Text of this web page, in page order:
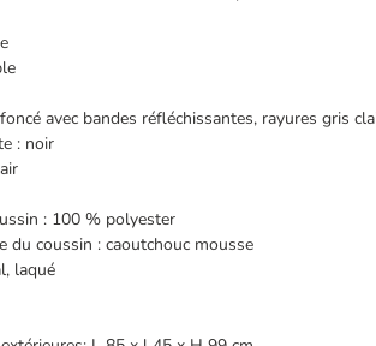
avec bandes réfléchissantes, rayures gris
: noir
: 100 % polyester
du coussin : caoutchouc mousse
laqué